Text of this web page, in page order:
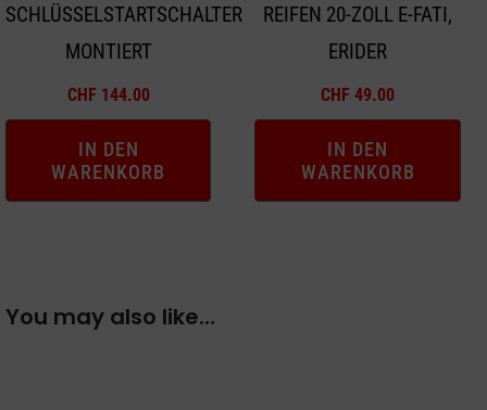
SCHLÜSSELSTARTSCHALTER
MONTIERT
CHF 144.00
IN DEN
WARENKORB
REIFEN 20-ZOLL E-FATI,
ERIDER
CHF 49.00
IN DEN
WARENKORB
You may also like…